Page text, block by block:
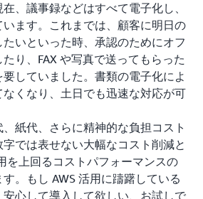
、議事録などはすべて電子化し、
ます。これまでは、顧客に明日の
いといった時、承認のためにオフ
り、FAX や写真で送ってもらった
していました。書類の電子化によ
なくなり、土日でも迅速な対応が可
、紙代、さらに精神的な負担コスト
では表せない大幅なコスト削減と
を上回るコストパフォーマンスの
。もし AWS 活用に躊躇している
心して導入して欲しい、お試しで